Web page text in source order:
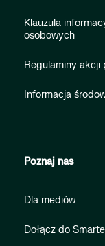
Klauzula
osobowych
Regulaminy akcji
Informacja
Poznaj nas
Dla mediów
Dołącz do